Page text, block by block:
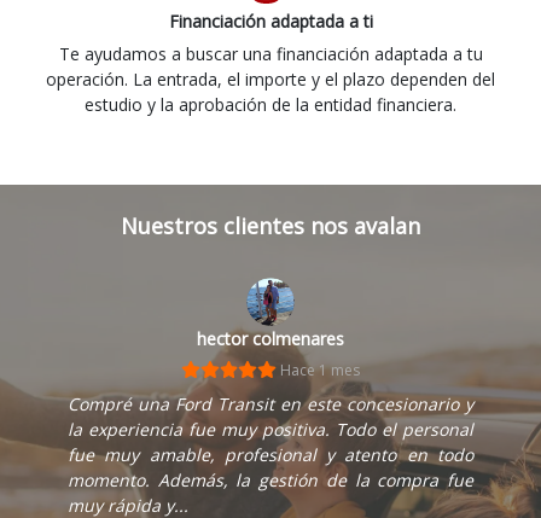
Financiación adaptada a ti
Te ayudamos a buscar una financiación adaptada a tu
operación. La entrada, el importe y el plazo dependen del
estudio y la aprobación de la entidad financiera.
Nuestros clientes nos avalan
hector colmenares
Hace 1 mes
Compré una Ford Transit en este concesionario y
la experiencia fue muy positiva. Todo el personal
fue muy amable, profesional y atento en todo
momento. Además, la gestión de la compra fue
muy rápida y...